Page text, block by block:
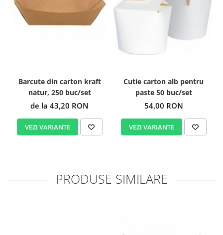
Barcute din carton kraft
natur, 250 buc/set
de la 43,20 RON
VEZI VARIANTE
Cutie carton alb pentru
paste 50 buc/set
54,00 RON
VEZI VARIANTE
PRODUSE SIMILARE